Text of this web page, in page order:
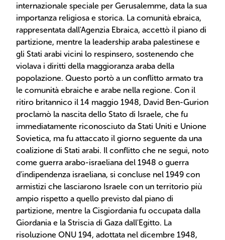
internazionale speciale per Gerusalemme, data la sua
importanza religiosa e storica. La comunità ebraica,
rappresentata dall'Agenzia Ebraica, accettò il piano di
partizione, mentre la leadership araba palestinese e
gli Stati arabi vicini lo respinsero, sostenendo che
violava i diritti della maggioranza araba della
popolazione. Questo portò a un conflitto armato tra
le comunità ebraiche e arabe nella regione. Con il
ritiro britannico il 14 maggio 1948, David Ben-Gurion
proclamò la nascita dello Stato di Israele, che fu
immediatamente riconosciuto da Stati Uniti e Unione
Sovietica, ma fu attaccato il giorno seguente da una
coalizione di Stati arabi. Il conflitto che ne seguì, noto
come guerra arabo-israeliana del 1948 o guerra
d'indipendenza israeliana, si concluse nel 1949 con
armistizi che lasciarono Israele con un territorio più
ampio rispetto a quello previsto dal piano di
partizione, mentre la Cisgiordania fu occupata dalla
Giordania e la Striscia di Gaza dall'Egitto. La
risoluzione ONU 194, adottata nel dicembre 1948,